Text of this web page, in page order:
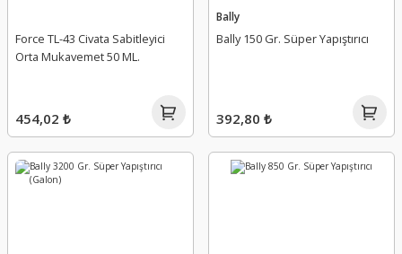
Force TL-43 Civata Sabitleyici
Orta Mukavemet 50 ML.
454,02 ₺
Bally
Bally 150 Gr. Süper Yapıştırıcı
392,80 ₺